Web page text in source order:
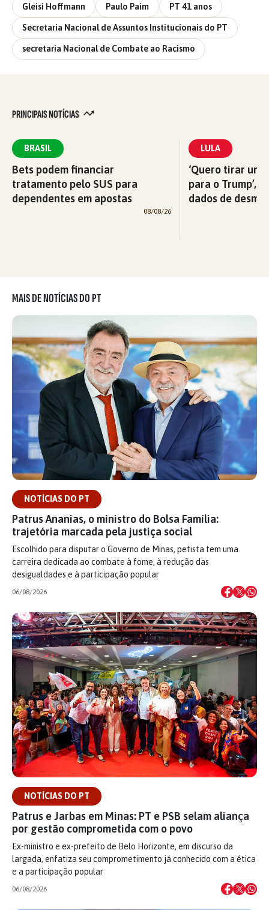
Gleisi Hoffmann Paulo Paim PT 41 anos
Secretaria Nacional de Assuntos Institucionais do PT
secretaria Nacional de Combate ao Racismo
PRINCIPAIS NOTÍCIAS
BRASIL
Bets podem financiar
tratamento pelo SUS para
dependentes em apostas
08/08/26
LULA
‘Quero tirar
para o Trump’,
dados de
MAIS DE NOTÍCIAS DO PT
NOTÍCIAS DO PT
Patrus Ananias, o ministro do Bolsa Família:
trajetória marcada pela justiça social
Escolhido para disputar o Governo de Minas, petista tem uma
carreira dedicada ao combate à fome, à redução das
desigualdades e à participação popular
06/08/2026
NOTÍCIAS DO PT
Patrus e Jarbas em Minas: PT e PSB selam aliança
por gestão comprometida com o povo
Ex-ministro e ex-prefeito de Belo Horizonte, em discurso da
largada, enfatiza seu comprometimento já conhecido com a ética
e a participação popular
06/08/2026